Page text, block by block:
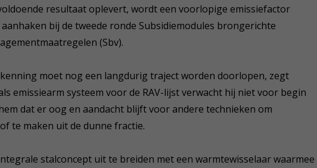
resultaat oplevert, wordt een voorlopige emissiefactor
bij de tweede ronde Subsidiemodules brongerichte
(Sbv).
moet nog een langdurig traject worden doorlopen, zegt
emissiearm systeem voor de RAV-lijst verwacht hij niet voor begin
dat er oog en aandacht blijft voor andere technieken om
te maken uit de dunne fractie.
stalconcept uit te breiden met een warmtewisselaar waarmee